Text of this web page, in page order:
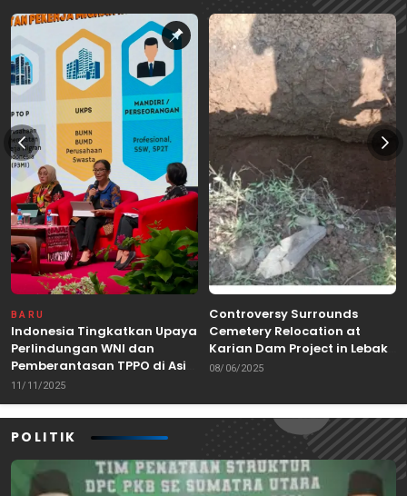
BARU
Indonesia Tingkatkan Upaya
Perlindungan WNI dan
Pemberantasan TPPO di Asia
Tenggara
11/11/2025
Controversy Surrounds
Cemetery Relocation at
Karian Dam Project in Lebak,
Banten
08/06/2025
POLITIK